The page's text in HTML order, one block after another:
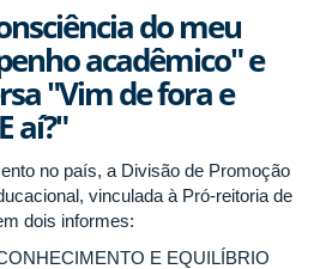
do meu
acadêmico" e
"Vim de fora e
aí?"
no país, a Divisão de Promoção
vinculada à Pró-reitoria de
dois informes:
E EQUILÍBRIO